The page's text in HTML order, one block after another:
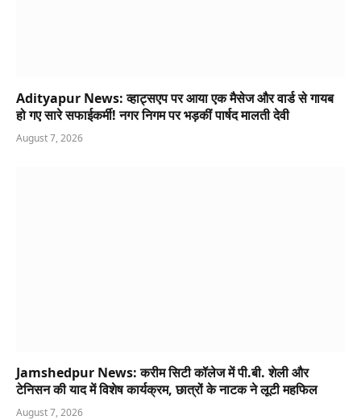
Adityapur News: व्हाट्सएप पर आया एक मैसेज और वार्ड से गायब
हो गए सारे सफाईकर्मी! नगर निगम पर भड़कीं पार्षद मालती देवी
August 7, 2026
Jamshedpur News: करीम सिटी कॉलेज में पी.बी. शेली और
टेनिसन की याद में विशेष कार्यक्रम, छात्रों के नाटक ने लूटी महफिल
August 7, 2026